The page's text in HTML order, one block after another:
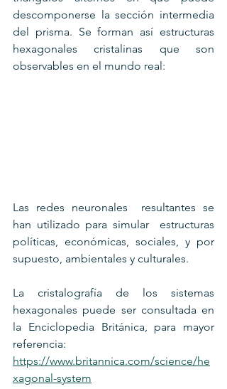
descomponerse la sección intermedia
del prisma. Se forman así estructuras
hexagonales cristalinas que son
observables en el mundo real:
Las redes neuronales  resultantes se
han utilizado para simular  estructuras
políticas, económicas, sociales, y por
supuesto, ambientales y culturales.
La cristalografía de los sistemas
hexagonales puede ser consultada en
la Enciclopedia Británica, para mayor
https://www.britannica.com/science/he
xagonal-system